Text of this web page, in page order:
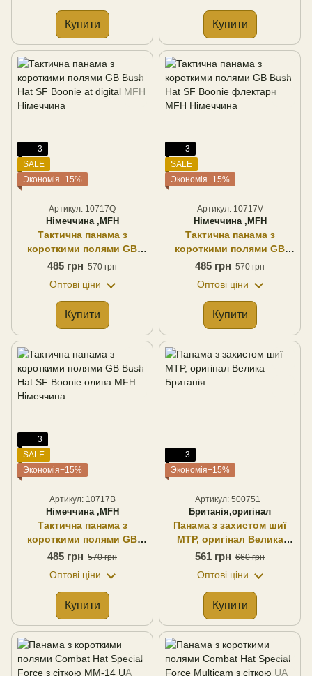
Купити Купити
3
SALE
Экономія−15%
Артикул: 10717Q
Німеччина ,MFH
Тактична панама з
короткими полями GB
Bush Hat SF Boonie at
485 грн 570 грн
Оптові ціни
Купити
3
SALE
Экономія−15%
Артикул: 10717V
Німеччина ,MFH
Тактична панама з
короткими полями GB
Bush Hat SF Boonie
485 грн 570 грн
Оптові ціни
Купити
3
SALE
Экономія−15%
Артикул: 10717B
Німеччина ,MFH
Тактична панама з
короткими полями GB
Bush Hat SF Boonie олива
485 грн 570 грн
Оптові ціни
Купити
3
Экономія−15%
Артикул: 500751_
Британія,оригінал
Панама з захистом шиї
MTP, оригінал Велика
Британія
561 грн 660 грн
Оптові ціни
Купити